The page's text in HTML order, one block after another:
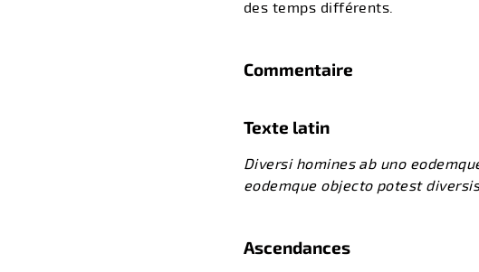
des temps différents.
Commentaire
Texte latin
Diversi homines ab uno
eodemque objecto potest
Ascendances